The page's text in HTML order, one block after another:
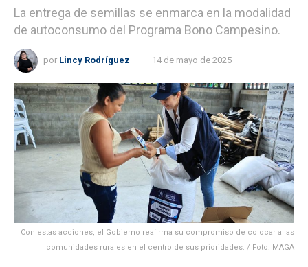
La entrega de semillas se enmarca en la modalidad
de autoconsumo del Programa Bono Campesino.
por Lincy Rodríguez 14 de mayo de 2025
Con estas acciones, el Gobierno reafirma su compromiso de colocar a las
comunidades rurales en el centro de sus prioridades. / Foto: MAGA